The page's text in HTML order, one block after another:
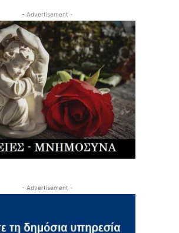
- Advertisement -
- Advertisement -